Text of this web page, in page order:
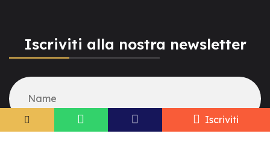
Iscriviti alla nostra newsletter
Iscriviti